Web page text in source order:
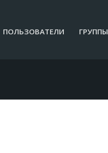
ПОЛЬЗОВАТЕЛИ ГРУППЫ